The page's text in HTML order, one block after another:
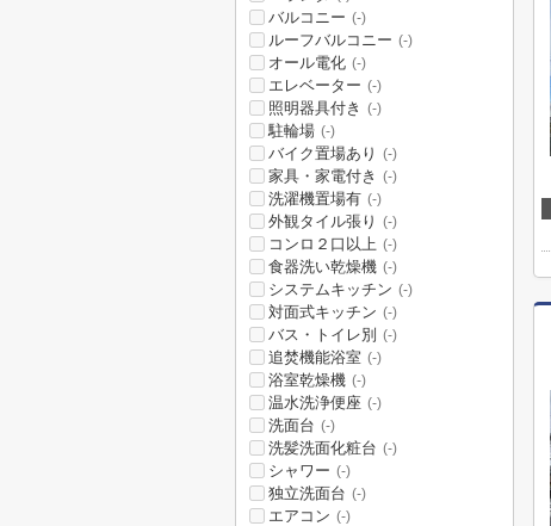
バルコニー (-)
ルーフバルコニー (-)
オール電化 (-)
エレベーター (-)
照明器具付き (-)
駐輪場 (-)
バイク置場あり (-)
家具・家電付き (-)
洗濯機置場有 (-)
外観タイル張り (-)
コンロ２口以上 (-)
食器洗い乾燥機 (-)
システムキッチン (-)
対面式キッチン (-)
バス・トイレ別 (-)
追焚機能浴室 (-)
浴室乾燥機 (-)
温水洗浄便座 (-)
洗面台 (-)
洗髪洗面化粧台 (-)
シャワー (-)
独立洗面台 (-)
エアコン (-)